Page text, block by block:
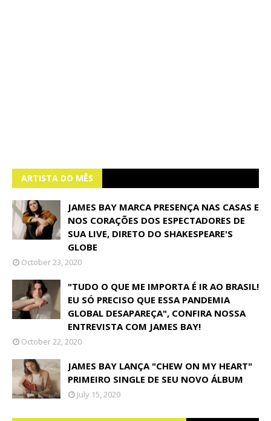
ARTISTA DO MÊS
JAMES BAY MARCA PRESENÇA NAS CASAS E
NOS CORAÇÕES DOS ESPECTADORES DE
SUA LIVE, DIRETO DO SHAKESPEARE'S
GLOBE
October 23, 2020
"TUDO O QUE ME IMPORTA É IR AO BRASIL!
EU SÓ PRECISO QUE ESSA PANDEMIA
GLOBAL DESAPAREÇA", CONFIRA NOSSA
ENTREVISTA COM JAMES BAY!
October 22, 2020
JAMES BAY LANÇA "CHEW ON MY HEART"
PRIMEIRO SINGLE DE SEU NOVO ÁLBUM
July 15, 2020